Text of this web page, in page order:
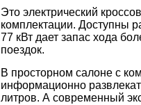
Это электрический
комплектации. Доступны
77 кВт дает запас хода
поездок.
В просторном салоне с
информационно
литров. А современный